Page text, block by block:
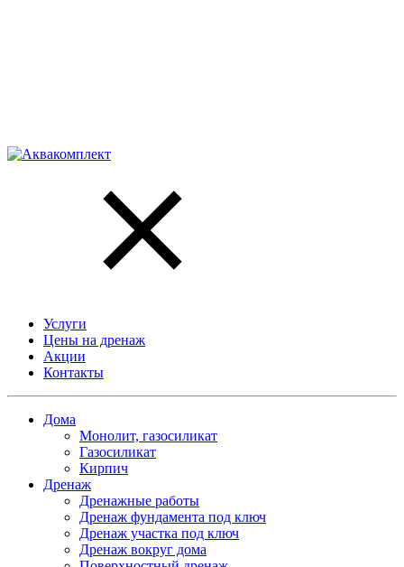
Услуги
Цены на дренаж
Акции
Контакты
Дома
Монолит, газосиликат
Газосиликат
Кирпич
Дренаж
Дренажные работы
Дренаж фундамента под ключ
Дренаж участка под ключ
Дренаж вокруг дома